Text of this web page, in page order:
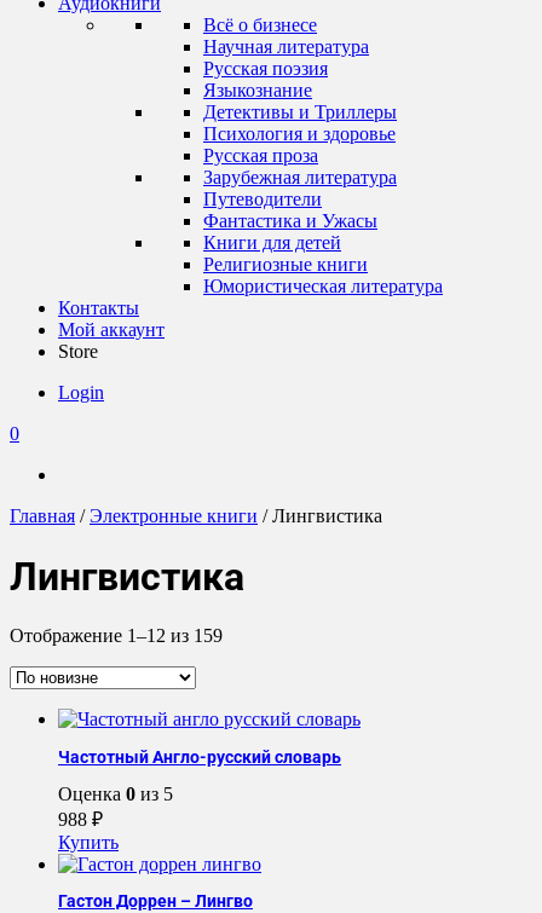
Всё о бизнесе
Научная литература
Русская поэзия
Языкознание
Детективы и Триллеры
Психология и здоровье
Русская проза
Зарубежная литература
Путеводители
Фантастика и Ужасы
Книги для детей
Религиозные книги
Юмористическая литература
Контакты
Мой аккаунт
Store
Login
0
Главная / Электронные книги / Лингвистика
Лингвистика
Отображение 1–12 из 159Сортировка:
Частотный Англо-русский словарь
Оценка 0 из 5
988 ₽
Купить
Гастон Доррен – Лингво